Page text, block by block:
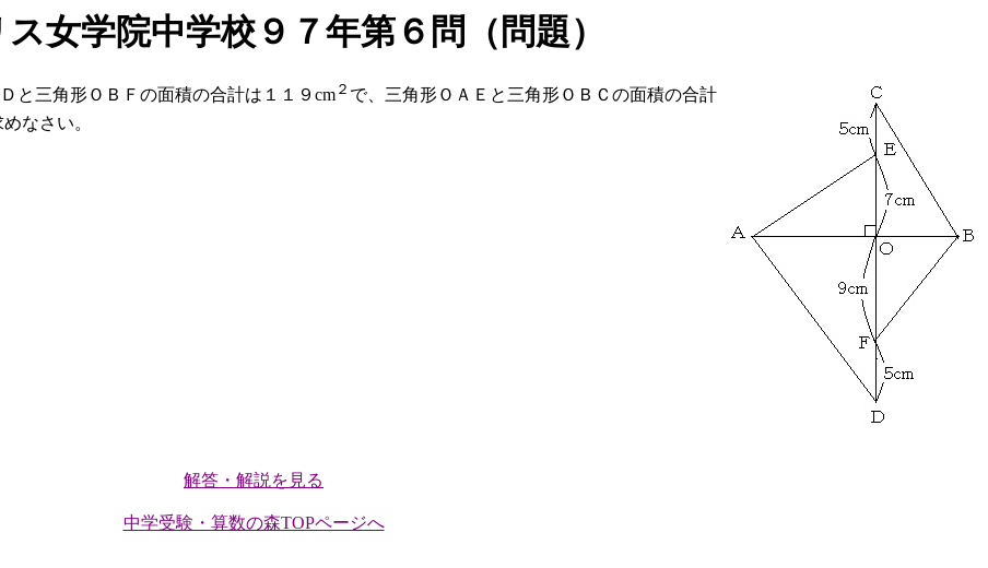
女学院中学校９７年第６問（問題）
と三角形ＯＢＦの面積の合計は１１９cm ２ で、三角形ＯＡＥと三角形ＯＢＣの面積の合計
なさい。
解答・解説を見る
中学受験・算数の森TOPページへ